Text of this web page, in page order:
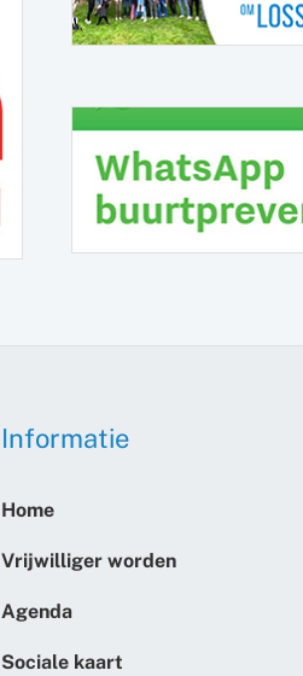
Informatie
Home
Vrijwilliger worden
Agenda
Sociale kaart